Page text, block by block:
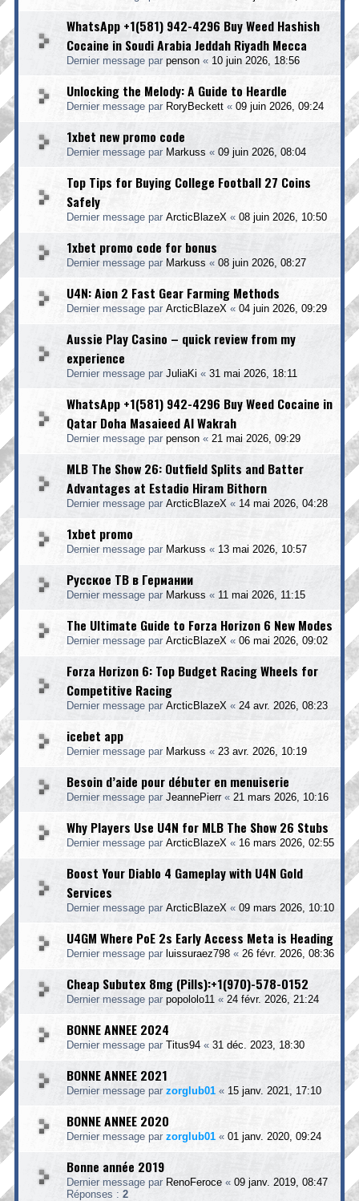
WhatsApp +1(581) 942-4296 Buy Weed Hashish
Cocaine in Soudi Arabia Jeddah Riyadh Mecca
Dernier message par penson « 10 juin 2026, 18:56
Unlocking the Melody: A Guide to Heardle
Dernier message par RoryBeckett « 09 juin 2026, 09:24
1xbet new promo code
Dernier message par Markuss « 09 juin 2026, 08:04
Top Tips for Buying College Football 27 Coins
Safely
Dernier message par ArcticBlazeX « 08 juin 2026, 10:50
1xbet promo code for bonus
Dernier message par Markuss « 08 juin 2026, 08:27
U4N: Aion 2 Fast Gear Farming Methods
Dernier message par ArcticBlazeX « 04 juin 2026, 09:29
Aussie Play Casino – quick review from my
experience
Dernier message par JuliaKi « 31 mai 2026, 18:11
WhatsApp +1(581) 942-4296 Buy Weed Cocaine in
Qatar Doha Masaieed Al Wakrah
Dernier message par penson « 21 mai 2026, 09:29
MLB The Show 26: Outfield Splits and Batter
Advantages at Estadio Hiram Bithorn
Dernier message par ArcticBlazeX « 14 mai 2026, 04:28
1xbet promo
Dernier message par Markuss « 13 mai 2026, 10:57
Русское ТВ в Германии
Dernier message par Markuss « 11 mai 2026, 11:15
The Ultimate Guide to Forza Horizon 6 New Modes
Dernier message par ArcticBlazeX « 06 mai 2026, 09:02
Forza Horizon 6: Top Budget Racing Wheels for
Competitive Racing
Dernier message par ArcticBlazeX « 24 avr. 2026, 08:23
icebet app
Dernier message par Markuss « 23 avr. 2026, 10:19
Besoin d’aide pour débuter en menuiserie
Dernier message par JeannePierr« 21 mars 2026, 10:16
Why Players Use U4N for MLB The Show 26 Stubs
Dernier message par ArcticBlazeX « 16 mars 2026, 02:55
Boost Your Diablo 4 Gameplay with U4N Gold
Services
Dernier message par ArcticBlazeX « 09 mars 2026, 10:10
U4GM Where PoE 2s Early Access Meta is Heading
Dernier message par luissuraez798 « 26 févr. 2026, 08:36
Cheap Subutex 8mg (Pills):+1(970)-578-0152
Dernier message par popololo11 « 24 févr. 2026, 21:24
BONNE ANNEE 2024
Dernier message par Titus94 « 31 déc. 2023, 18:30
BONNE ANNEE 2021
Dernier message par zorglub01 « 15 janv. 2021, 17:10
BONNE ANNEE 2020
Dernier message par zorglub01 « 01 janv. 2020, 09:24
Bonne année 2019
Dernier message par RenoFeroce « 09 janv. 2019, 08:47
Réponses : 2